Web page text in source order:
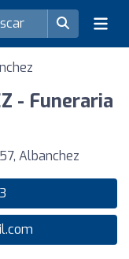
- Funeraria
Albanchez